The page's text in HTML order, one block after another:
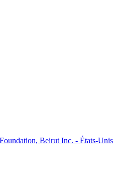
Beirut Inc. - États-Unis